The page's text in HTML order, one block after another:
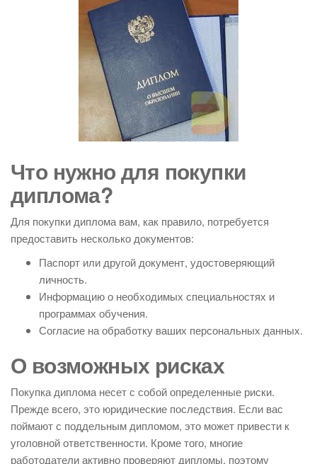
Что нужно для покупки
диплома?
Для покупки диплома вам, как правило, потребуется
предоставить несколько документов:
Паспорт или другой документ, удостоверяющий
личность.
Информацию о необходимых специальностях и
программах обучения.
Согласие на обработку ваших персональных данных.
О возможных рисках
Покупка диплома несет с собой определенные риски.
Прежде всего, это юридические последствия. Если вас
поймают с поддельным дипломом, это может привести к
уголовной ответственности. Кроме того, многие
работодатели активно проверяют дипломы, поэтому